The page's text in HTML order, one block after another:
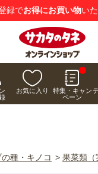
録でお得にお買い物い
お気に入り
特集・キャン
ペーン
種・キノコ > 果菜類（